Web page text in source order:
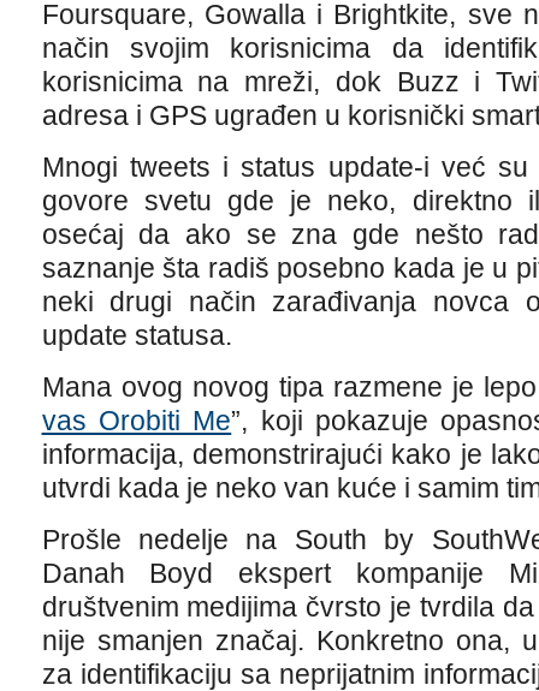
Foursquare, Gowalla i Brightkite, sve
način svojim korisnicima da
korisnicima na mreži, dok Buzz i
adresa i GPS ugrađen u korisnički
Mnogi tweets i status update-i već
govore svetu gde je neko, direktno
osećaj da ako se zna gde nešto
saznanje šta radiš posebno kada je u
neki drugi način zarađivanja novca
update statusa.
Mana ovog novog tipa razmene je
vas Orobiti Me”, koji pokazuje
informacija, demonstrirajući kako je
utvrdi kada je neko van kuće i samim
Prošle nedelje na South by
Danah Boyd ekspert kompanije
društvenim medijima čvrsto je tvrdila
nije smanjen značaj. Konkretno ona,
za identifikaciju sa neprijatnim